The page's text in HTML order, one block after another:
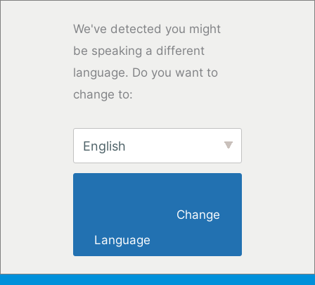
We've detected you might
be speaking a different
language. Do you want to
change to:
English
Language